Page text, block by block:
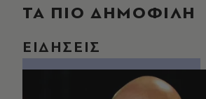
ΤΑ ΠΙΟ ΔΗΜΟΦΙΛΗ
ΕΙΔΗΣΕΙΣ